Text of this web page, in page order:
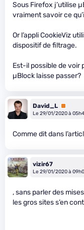
Sous Firefox j’utilise
vraiment savoir ce
Or l’appli CookieViz
dispositif de filtrage.
Est-il possible de voir
µBlock laisse passer?
David_L Premium
Le 29/01/2020 à
Comme dit dans
vizir67
Le 29/01/2020 à
, sans parler des
les gros sites s’en